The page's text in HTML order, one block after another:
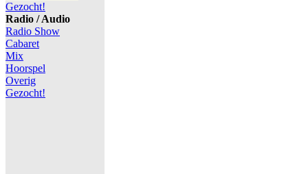
Gezocht!
Radio / Audio
Radio Show
Cabaret
Mix
Hoorspel
Overig
Gezocht!